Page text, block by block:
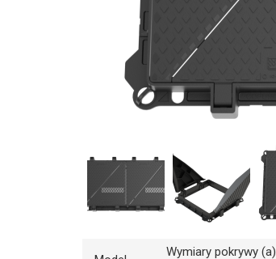
Wymiary pokrywy (a)